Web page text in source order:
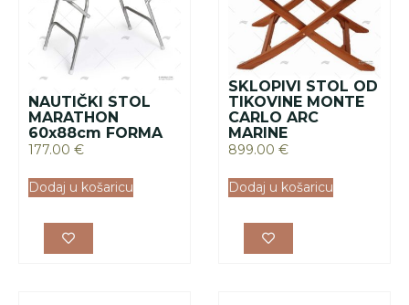
NAUTIČKI STOL
MARATHON
60x88cm FORMA
177.00 €
Dodaj u košaricu
SKLOPIVI STOL OD
TIKOVINE MONTE
CARLO ARC
MARINE
899.00 €
Dodaj u košaricu